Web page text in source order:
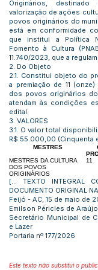
Originários,
valorização de ações
povos originários do
está em conformidade
que institui a Política
Fomento à Cultura
11.740/2023, que a
2. Do Objeto
2.1. Constitui objeto do
a premiação de 11
dos povos originários
atendam às condições
edital.
3. VALORES
3.1. O valor total
R$ 55.000,00 (Cinquenta
MESTRES
MESTRES DA CULTURA
DOS POVOS
ORIGINÁRIOS
11
[... TEXTO INTEGRAL
DOCUMENTO ORIGINAL
Feijó - AC, 15 de maio de
Emilson Péricles de
Secretário Municipal de
e Lazer
Portaria nº 177/2026
Este texto não substitui o